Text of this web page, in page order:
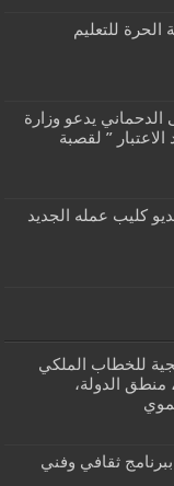
للتعليم
يدعو وزارة
الاعتبار ” لقصبة
كليب عمله الجديد
للخطاب الملكي
منطق الدولة،
ثقافي وفني